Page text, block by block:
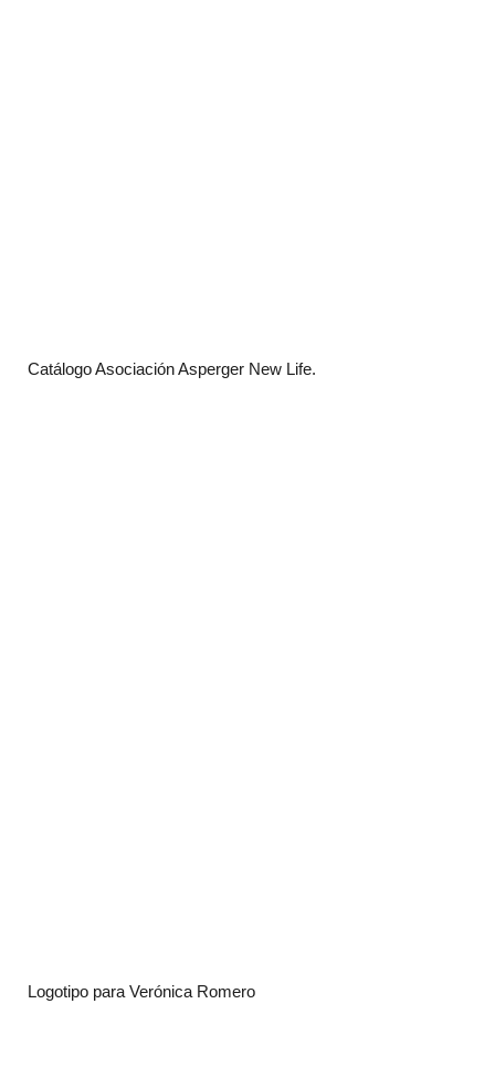
Catálogo Asociación Asperger New Life.
Logotipo para Verónica Romero